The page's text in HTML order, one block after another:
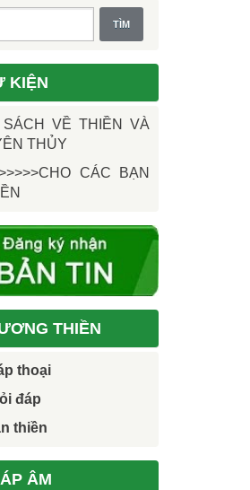
KIỆN
VỀ THIỀN VÀ
THỦY
CÁC BẠN
THIỀN
thoại
đáp
thiền
ÂM